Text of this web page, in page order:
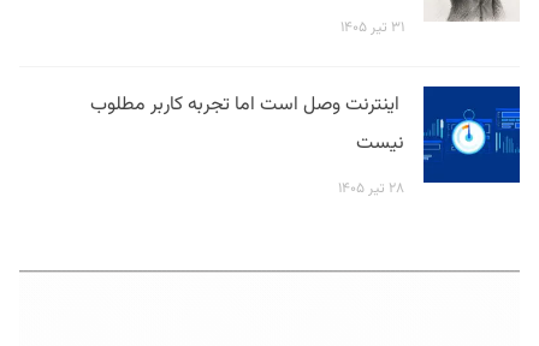
۳۱ تیر ۱۴۰۵
اینترنت وصل است اما تجربه کاربر مطلوب
نیست
۲۸ تیر ۱۴۰۵